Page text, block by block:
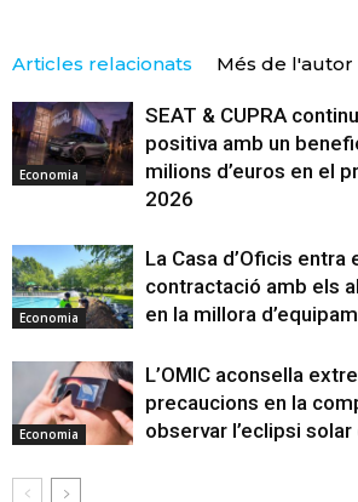
Articles relacionats Més de l'autor
Economia
SEAT & CUPRA
positiva amb un
milions d’euros en el
2026
Economia
La Casa d’Oficis entra
contractació amb els
en la millora
Economia
L’OMIC aconsella
precaucions en la
observar l’eclipsi